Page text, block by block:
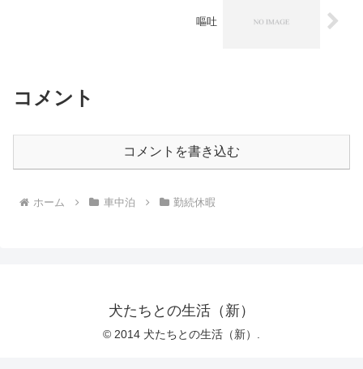
嘔吐
コメント
コメントを書き込む
ホーム 車中泊 勤続休暇
犬たちとの生活（新）
© 2014 犬たちとの生活（新）.